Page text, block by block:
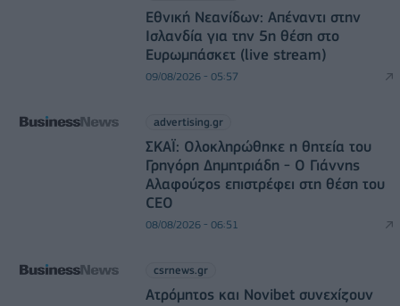
Εθνική Νεανίδων: Απέναντι στην
Ισλανδία για την 5η θέση στο
Ευρωμπάσκετ (live stream)
09/08/2026 - 05:57
advertising.gr
ΣΚΑΪ: Ολοκληρώθηκε η θητεία του
Γρηγόρη Δημητριάδη - Ο Γιάννης
Αλαφούζος επιστρέφει στη θέση του
CEO
08/08/2026 - 06:51
csrnews.gr
Ατρόμητος και Novibet συνεχίζουν